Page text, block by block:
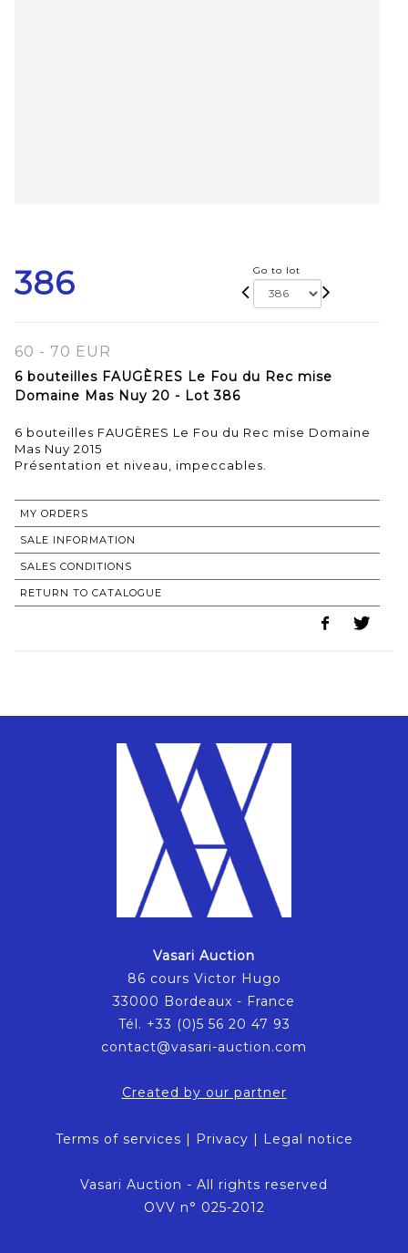
386 Go to lot
60 - 70 EUR
6 bouteilles FAUGÈRES Le Fou du Rec mise
Domaine Mas Nuy 20 - Lot 386
6 bouteilles FAUGÈRES Le Fou du Rec mise Domaine
Mas Nuy 2015
MY ORDERS
SALE INFORMATION
SALES CONDITIONS
RETURN TO CATALOGUE
Vasari Auction
86 cours Victor Hugo
33000 Bordeaux - France
Tél. +33 (0)5 56 20 47 93
contact@vasari-auction.com
Created by our partner
Terms of services | Privacy | Legal notice
Vasari Auction - All rights reserved
OVV n° 025-2012